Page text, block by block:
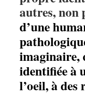
autres, non
d’une
imaginaire,
identifiée à
l’oeil, à